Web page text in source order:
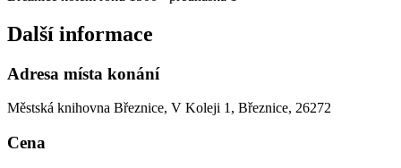
Další informace
Adresa místa konání
Městská knihovna Březnice, V Koleji 1, Březnice, 26272
Cena